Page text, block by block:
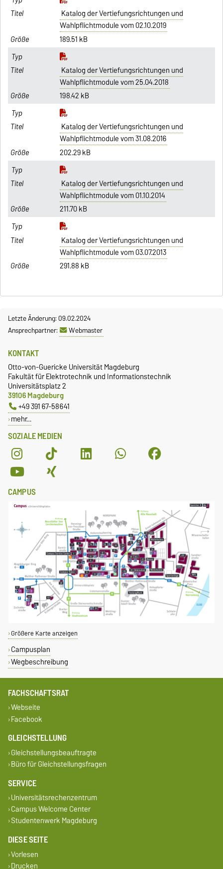
Katalog der Vertiefungsrichtungen und
Wahlpflichtmodule vom 02.10.2019
189.51 kB
Katalog der Vertiefungsrichtungen und
Wahlpflichtmodule vom 25.04.2018
198.42 kB
Katalog der Vertiefungsrichtungen und
Wahlpflichtmodule vom 31.08.2016
202.29 kB
Katalog der Vertiefungsrichtungen und
Wahlpflichtmodule vom 01.10.2014
211.70 kB
Katalog der Vertiefungsrichtungen und
Wahlpflichtmodule vom 03.07.2013
291.88 kB
Letzte Änderung: 09.02.2024
Ansprechpartner:
Webmaster
SOZIALE MEDIEN
KONTAKT
Otto-von-Guericke Universität Magdeburg
Fakultät für Elektrotechnik und Informationstechnik
Universitätsplatz 2
39106 Magdeburg
+49 391 67-58641
mehr…
CAMPUS
Größere Karte anzeigen
Campusplan
Wegbeschreibung
FACHSCHAFTSRAT
Webseite
Facebook
GLEICHSTELLUNG
Gleichstellungsbeauftragte
Büro für Gleichstellungsfragen
SERVICE
Universitätsrechenzentrum
Campus Welcome Center
Studentenwerk Magdeburg
DIESE SEITE
Vorlesen
Drucken